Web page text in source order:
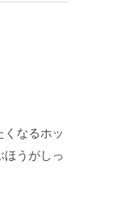
くなるホッ
ほうがしっ